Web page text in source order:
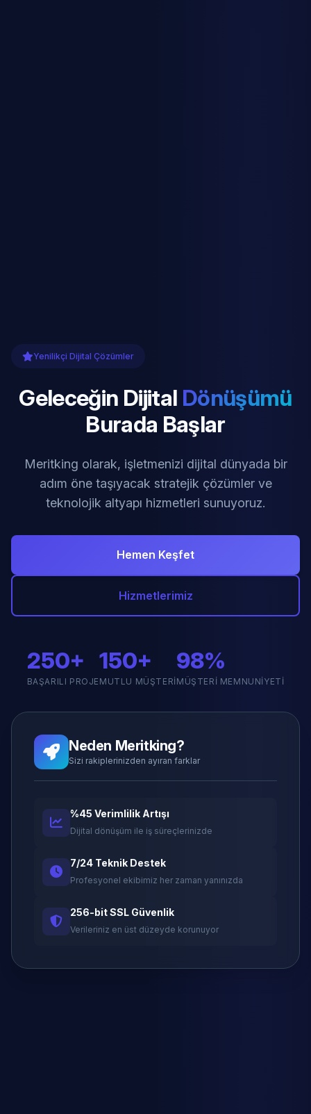
Yenilikçi Dijital Çözümler
Geleceğin Dijital Dönüşümü
Burada Başlar
Meritking olarak, işletmenizi dijital dünyada bir
adım öne taşıyacak stratejik çözümler ve
teknolojik altyapı hizmetleri sunuyoruz.
Hemen Keşfet
Hizmetlerimiz
250+
BAŞARILI PROJE
150+
MUTLU MÜŞTERI
98%
MÜŞTERI MEMNUNIYETI
Neden Meritking?
Sizi rakiplerinizden ayıran farklar
%45 Verimlilik Artışı
Dijital dönüşüm ile iş süreçlerinizde
7/24 Teknik Destek
Profesyonel ekibimiz her zaman yanınızda
256-bit SSL Güvenlik
Verileriniz en üst düzeyde korunuyor